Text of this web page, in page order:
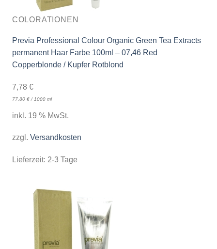
COLORATIONEN
Previa Professional Colour Organic Green Tea Extracts
permanent Haar Farbe 100ml – 07,46 Red
Copperblonde / Kupfer Rotblond
7,78 €
77,80 €/ 1000 ml
inkl. 19 % MwSt.
zzgl. Versandkosten
Lieferzeit: 2-3 Tage